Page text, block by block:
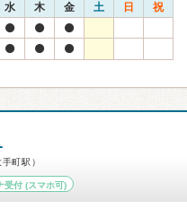
水 木 金 土 日 祝
町駅）
受付 (スマホ可)